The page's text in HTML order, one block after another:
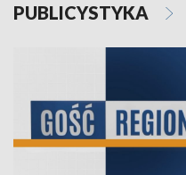
PUBLICYSTYKA